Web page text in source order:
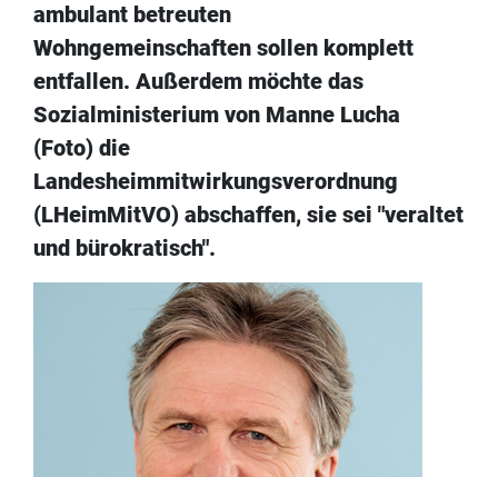
ambulant betreuten
Wohngemeinschaften sollen komplett
entfallen. Außerdem möchte das
Sozialministerium von Manne Lucha
(Foto) die
Landesheimmitwirkungsverordnung
(LHeimMitVO) abschaffen, sie sei "veraltet
und bürokratisch".